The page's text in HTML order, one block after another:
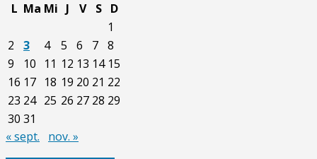
L Ma Mi J V S
D
1
2
3 4 5 6 7 8
9
10 11 12 13 14 15
16 17 18 19 20 21 22
23 24 25 26 27 28 29
30 31
« sept.
nov. »